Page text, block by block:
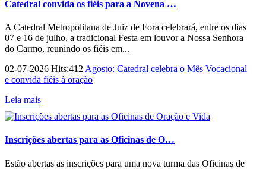
Catedral convida os fiéis para a Novena …
A Catedral Metropolitana de Juiz de Fora celebrará, entre os dias
07 e 16 de julho, a tradicional Festa em louvor a Nossa Senhora
do Carmo, reunindo os fiéis em...
02-07-2026 Hits:412 Agosto: Catedral celebra o Mês Vocacional
e convida fiéis à oração
Leia mais
Inscrições abertas para as Oficinas de O…
Estão abertas as inscrições para uma nova turma das Oficinas de